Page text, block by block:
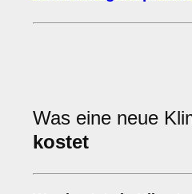
Was eine neue
kostet